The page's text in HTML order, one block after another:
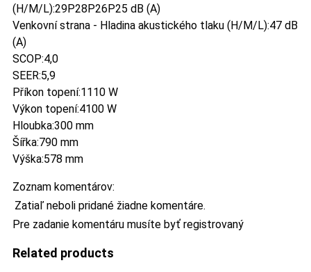
(H/M/L):29P28P26P25 dB (A)
Venkovní strana - Hladina akustického tlaku (H/M/L):47 dB
(A)
SCOP:4,0
SEER:5,9
Příkon topení:1110 W
Výkon topení:4100 W
Hloubka:300 mm
Šířka:790 mm
Výška:578 mm
Zoznam komentárov:
Zatiaľ neboli pridané žiadne komentáre.
Pre zadanie komentáru musíte byť registrovaný
Related products